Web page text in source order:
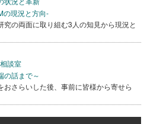
の現況と方向-
の両面に取り組む3人の知見から現況と
談室
の話まで～
さらいした後、事前に皆様から寄せら